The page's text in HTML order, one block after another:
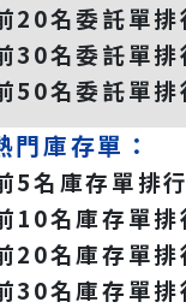
20名委託單排
30名委託單排
50名委託單排
門庫存單：
5名庫存單排行
10名庫存單排
20名庫存單排
30名庫存單排